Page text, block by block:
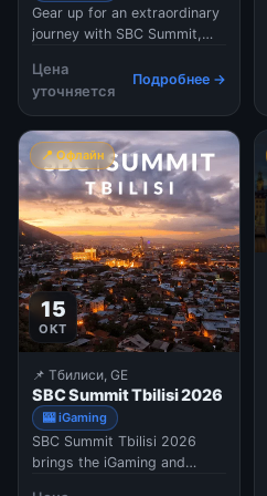
Gear up for an extraordinary
journey with SBC Summit,
September - 1 October in the
city of Lisbon. Imagine 450+
speakers dropping wisdom
in a variety of dynamic
conference formats, an
electric exhibition floor
spanning a…
Цена
уточняется
Подробнее →
📍 Офлайн
15
ОКТ
📌 Тбилиси, GE
SBC Summit Tbilisi 2026
🎰 iGaming
SBC Summit Tbilisi 2026
brings the iGaming and